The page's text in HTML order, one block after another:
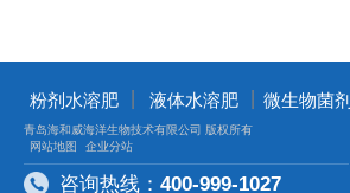
粉剂水溶肥 液体水溶肥 丨微生物菌剂
青岛海和威海洋生物技术有限公司 版权所有
网站地图
企业分站
咨询热线：400-999-1027